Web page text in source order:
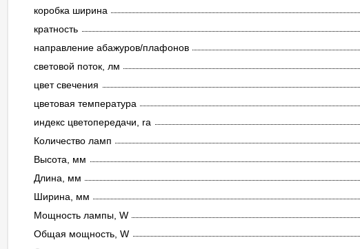
коробка ширина
кратность
направление абажуров/плафонов
световой поток, лм
цвет свечения
цветовая температура
индекс цветопередачи, ra
Количество ламп
Высота, мм
Длина, мм
Ширина, мм
Мощность лампы, W
Общая мощность, W